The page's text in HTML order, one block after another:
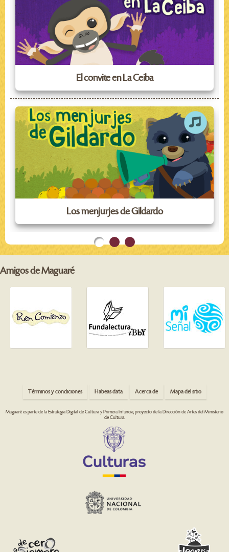
El convite en La Ceiba
Los menjurjes de Gildardo
Amigos de Maguaré
Términos y condiciones Habeas data Acerca de Mapa del sitio
Maguaré es parte de la Estrategia Digital de Cultura y Primera Infancia, proyecto de la Dirección de Artes del Ministerio
de Cultura.